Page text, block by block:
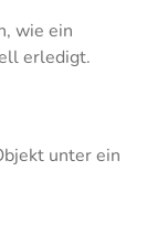
wie ein
erledigt.
unter ein